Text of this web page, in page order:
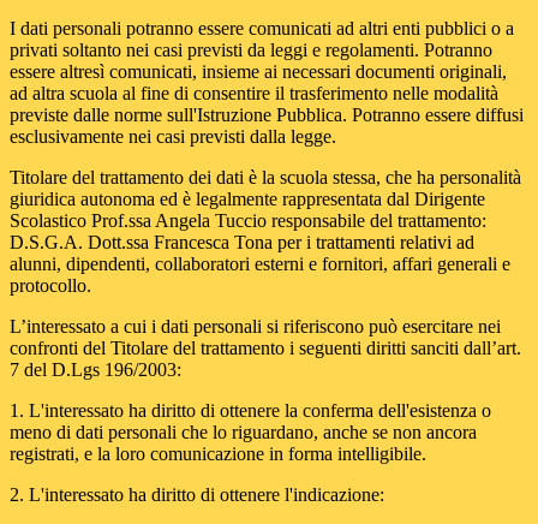
I dati personali potranno essere comunicati ad altri enti pubblici o a
privati soltanto nei casi previsti da leggi e regolamenti. Potranno
essere altresì comunicati, insieme ai necessari documenti originali,
ad altra scuola al fine di consentire il trasferimento nelle modalità
previste dalle norme sull'Istruzione Pubblica. Potranno essere diffusi
esclusivamente nei casi previsti dalla legge.
Titolare del trattamento dei dati è la scuola stessa, che ha personalità
giuridica autonoma ed è legalmente rappresentata dal Dirigente
Scolastico Prof.ssa Angela Tuccio responsabile del trattamento:
D.S.G.A. Dott.ssa Francesca Tona per i trattamenti relativi ad
alunni, dipendenti, collaboratori esterni e fornitori, affari generali e
protocollo.
L’interessato a cui i dati personali si riferiscono può esercitare nei
confronti del Titolare del trattamento i seguenti diritti sanciti dall’art.
7 del D.Lgs 196/2003:
1. L'interessato ha diritto di ottenere la conferma dell'esistenza o
meno di dati personali che lo riguardano, anche se non ancora
registrati, e la loro comunicazione in forma intelligibile.
2. L'interessato ha diritto di ottenere l'indicazione: